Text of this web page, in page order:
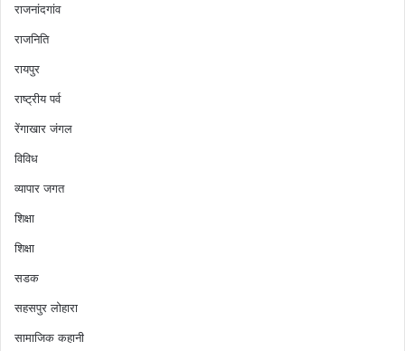
राजनांदगांव
राजनिति
रायपुर
राष्ट्रीय पर्व
रेंगाखार जंगल
विविध
व्यापार जगत
शिक्षा
शिक्षा
सडक
सहसपुर लोहारा
सामाजिक कहानी